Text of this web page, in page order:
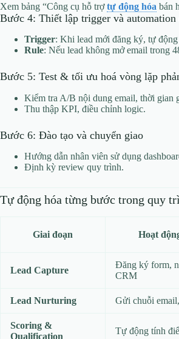
Xem bảng “Công cụ hỗ trợtự động hóa bán
Bước 4: Thiết lập trigger và automation
Trigger: Khi lead mới đăng ký, tự
Rule: Nếu lead không mở email trong
Bước 5: Test & tối ưu hoá vòng lặp
Kiểm tra A/B nội dung email, thời gian
Thu thập KPI, điều chỉnh logic.
Bước 6: Đào tạo và chuyển giao
Hướng dẫn nhân viên sử dụng
Định kỳ review quy trình.
Tự động hóa từng bước trong quy
Giai đoạn Hoạt
Lead Capture
Đăng ký form,
CRM
Lead Nurturing Gửi chuỗi email,
Scoring &
Qualification
Tự động tính